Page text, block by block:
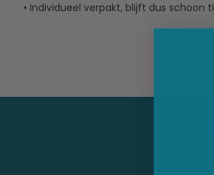
• Individueel verpakt, blijft dus schoon